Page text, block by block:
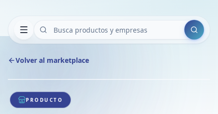
Buscar
Volver al marketplace
1/1
PRODUCTO